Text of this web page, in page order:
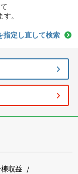
。
指定し直して検索
収益